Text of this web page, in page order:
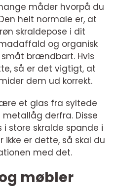
måder hvorpå du
helt normale er, at
skraldepose i dit
og organisk
brændbart. Hvis
så er det vigtigt, at
dem ud korrekt.
et glas fra syltede
derfra. Disse
i store skralde spande i
er dette, så skal du
med det.
møbler